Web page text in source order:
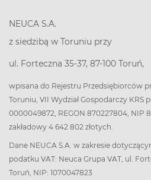
NEUCA S.A.
z siedzibą w Toruniu przy
ul. Forteczna 35-37, 87-100 Toruń,
wpisana do Rejestru Przedsiębiorców
Toruniu, VII Wydział Gospodarczy KRS
0000049872, REGON 870227804, NIP
zakładowy 4 642 802 złotych.
Dane NEUCA S.A. w zakresie
podatku VAT: Neuca Grupa VAT, ul.
Toruń, NIP: 1070047823